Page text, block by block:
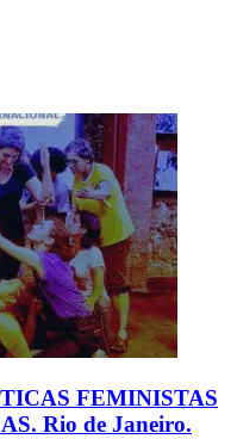
FEMINISTAS
Rio de Janeiro.